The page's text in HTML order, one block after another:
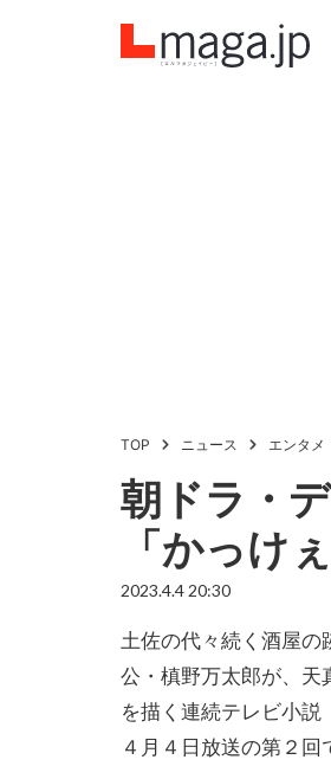
TOP ニュース エンタメ
朝ドラ・
「かっけ
2023.4.4 20:30
土佐の代々続く酒屋の
公・槙野万太郎が、天
を描く連続テレビ小説
４月４日放送の第２回